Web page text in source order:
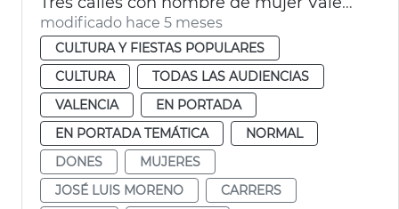
modificado hace 5 meses
CULTURA Y FIESTAS POPULARES
CULTURA
TODAS LAS AUDIENCIAS
VALENCIA
EN PORTADA
EN PORTADA TEMÁTICA
NORMAL
DONES
MUJERES
JOSÉ LUIS MORENO
CARRERS